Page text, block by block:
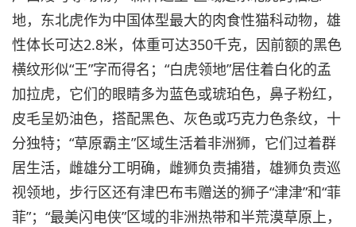
地，东北虎作为中国体型最大的肉食性猫科动物，雄
性体长可达2.8米，体重可达350千克，因前额的黑色
横纹形似“王”字而得名；“白虎领地”居住着白化的孟
加拉虎，它们的眼睛多为蓝色或琥珀色，鼻子粉红，
皮毛呈奶油色，搭配黑色、灰色或巧克力色条纹，十
分独特；“草原霸主”区域生活着非洲狮，它们过着群
居生活，雌雄分工明确，雌狮负责捕猎，雄狮负责巡
视领地，步行区还有津巴布韦赠送的狮子“津津”和“菲
菲”；“最美闪电侠”区域的非洲热带和半荒漠草原上，